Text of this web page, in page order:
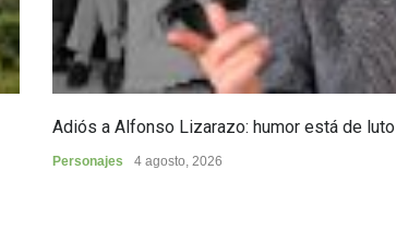
Adiós a Alfonso Lizarazo: humor está de luto
Personajes 4 agosto, 2026